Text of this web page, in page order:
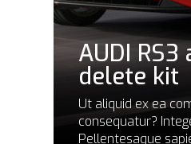
AUDI RS3
delete kit
Ut aliquid ex ea
consequatur?
Pellentesaque